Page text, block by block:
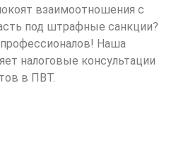
взаимоотношения с
под штрафные санкции?
Наша
налоговые консультации
в ПВТ.